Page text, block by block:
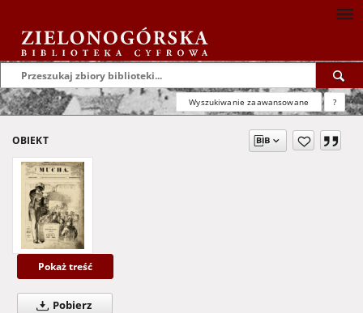
Wyszukiwanie zaawansowane ?
OBIEKT
Pokaż treść
Pobierz